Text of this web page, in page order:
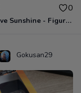
0
LoveLive Sunshine - Figurine Honoka Kosaka - Sega
Gokusan29